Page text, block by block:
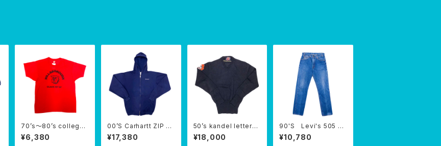
70’s〜80’s college
bulldog T-SHIRTS
¥6,380
00’S Carhartt ZIP PA
RKA
¥17,380
50’s kandel lettere
d sweater
¥18,000
90'S Levi's 505 or
ange tab USA
¥10,780